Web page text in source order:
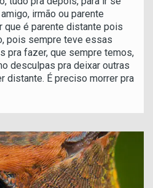
irmão ou parente
que é parente distante pois
pois sempre teve essas
pra fazer, que sempre temos,
desculpas pra deixar outras
distante. É preciso morrer pra